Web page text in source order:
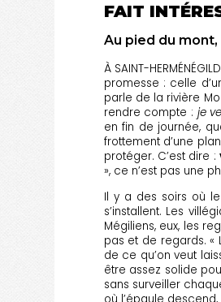
FAIT
Au pied du
À SAINT-
promesse : celle
parle de la rivière
rendre compte : je
en fin de journée,
frottement d’une
protéger. C’est dire :
», ce n’est pas une
Il y a des soirs où
s’installent. Les
Mégiliens, eux, les
pas et de regards. «
de ce qu’on veut
être assez solide
sans surveiller
où l’épaule descend,